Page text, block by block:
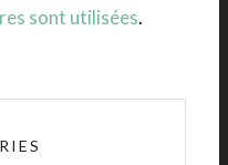
sont utilisées.